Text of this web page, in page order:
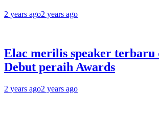
2 years ago2 years ago
Elac merilis speaker terbaru
Debut peraih Awards
2 years ago2 years ago